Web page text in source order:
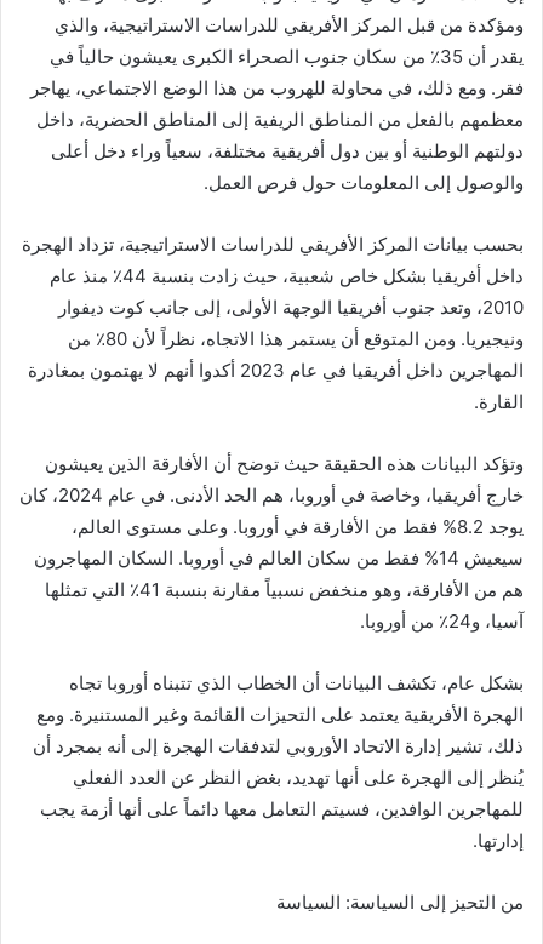
ومؤكدة من قبل المركز الأفريقي للدراسات الاستراتيجية، والذي
يقدر أن 35٪ من سكان جنوب الصحراء الكبرى يعيشون حالياً في
فقر. ومع ذلك، في محاولة للهروب من هذا الوضع الاجتماعي، يهاجر
معظمهم بالفعل من المناطق الريفية إلى المناطق الحضرية، داخل
دولتهم الوطنية أو بين دول أفريقية مختلفة، سعياً وراء دخل أعلى
والوصول إلى المعلومات حول فرص العمل.
بحسب بيانات المركز الأفريقي للدراسات الاستراتيجية، تزداد الهجرة
داخل أفريقيا بشكل خاص شعبية، حيث زادت بنسبة 44٪ منذ عام
2010، وتعد جنوب أفريقيا الوجهة الأولى، إلى جانب كوت ديفوار
ونيجيريا. ومن المتوقع أن يستمر هذا الاتجاه، نظراً لأن 80٪ من
المهاجرين داخل أفريقيا في عام 2023 أكدوا أنهم لا يهتمون بمغادرة
القارة.
وتؤكد البيانات هذه الحقيقة حيث توضح أن الأفارقة الذين يعيشون
خارج أفريقيا، وخاصة في أوروبا، هم الحد الأدنى. في عام 2024، كان
يوجد 8.2% فقط من الأفارقة في أوروبا. وعلى مستوى العالم،
سيعيش 14% فقط من سكان العالم في أوروبا. السكان المهاجرون
هم من الأفارقة، وهو منخفض نسبياً مقارنة بنسبة 41٪ التي تمثلها
آسيا، و24٪ من أوروبا.
بشكل عام، تكشف البيانات أن الخطاب الذي تتبناه أوروبا تجاه
الهجرة الأفريقية يعتمد على التحيزات القائمة وغير المستنيرة. ومع
ذلك، تشير إدارة الاتحاد الأوروبي لتدفقات الهجرة إلى أنه بمجرد أن
يُنظر إلى الهجرة على أنها تهديد، بغض النظر عن العدد الفعلي
للمهاجرين الوافدين، فسيتم التعامل معها دائماً على أنها أزمة يجب
إدارتها.
من التحيز إلى السياسة: السياسة